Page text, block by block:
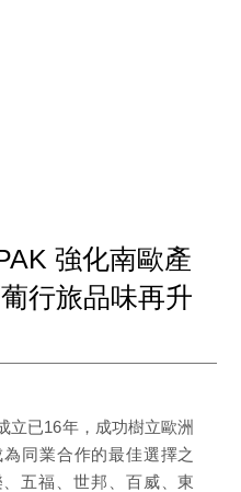
強化南歐產
行旅品味再升
立已16年，成功樹立歐洲
同業合作的最佳選擇之
五福、世邦、百威、東